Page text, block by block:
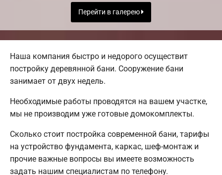
Перейти в галерею
Наша компания быстро и недорого осуществит
постройку деревянной бани. Сооружение бани
занимает от двух недель.
Необходимые работы проводятся на вашем участке,
мы не производим уже готовые домокомплекты.
Сколько стоит постройка современной бани, тарифы
на устройство фундамента, каркас, шеф-монтаж и
прочие важные вопросы вы имеете возможность
задать нашим специалистам по телефону.